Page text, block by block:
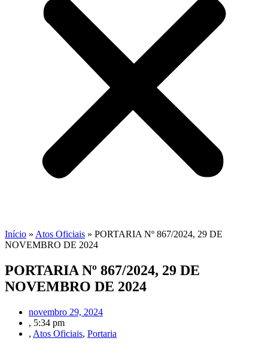
Início » Atos Oficiais » PORTARIA Nº 867/2024, 29 DE
NOVEMBRO DE 2024
PORTARIA Nº 867/2024, 29 DE
NOVEMBRO DE 2024
novembro 29, 2024
, 5:34 pm
, Atos Oficiais, Portaria